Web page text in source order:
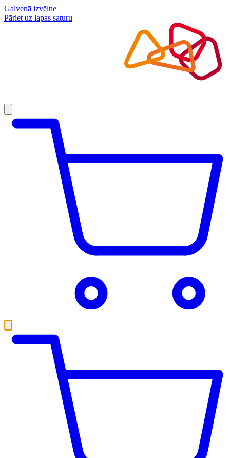
Galvenā izvēlne
Pāriet uz lapas saturu